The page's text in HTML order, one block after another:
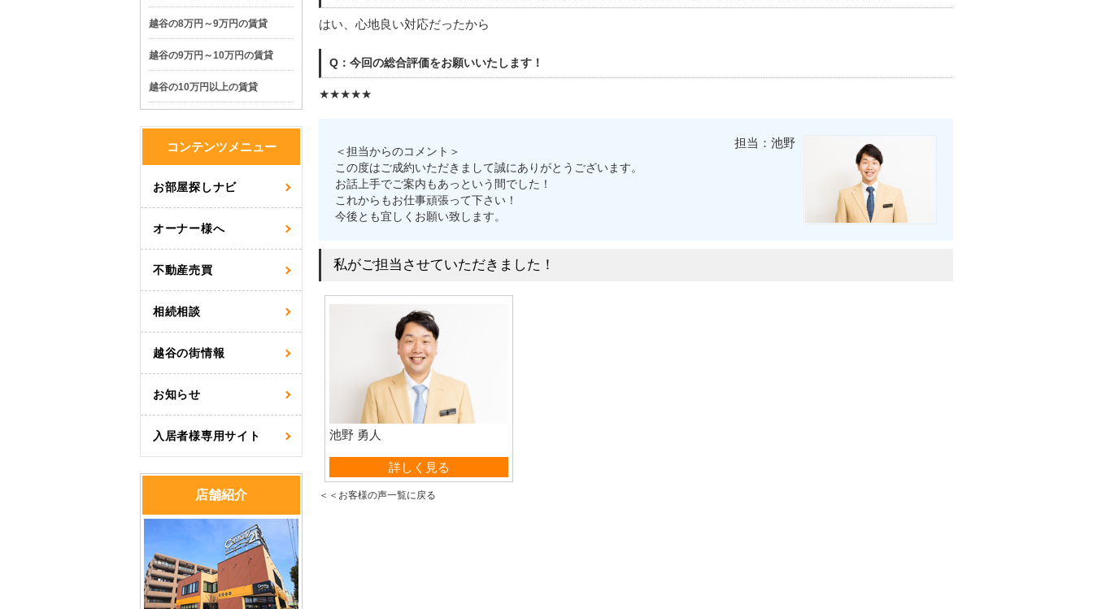
はい、心地良い対応だったから
Q：今回の総合評価をお願いいたします！
★★★★★
＜担当からのコメント＞
この度はご成約いただきまして誠にありがとうございます。
お話上手でご案内もあっという間でした！
これからもお仕事頑張って下さい！
今後とも宜しくお願い致します。
担当：池野
私がご担当させていただきました！
池野 勇人
資産管理部詳しく見る
＜＜お客様の声一覧に戻る
越谷の8万円～9万円の賃貸
越谷の9万円～10万円の賃貸
越谷の10万円以上の賃貸
コンテンツメニュー
お部屋探しナビ
オーナー様へ
不動産売買
相続相談
越谷の街情報
お知らせ
入居者様専用サイト
店舗紹介